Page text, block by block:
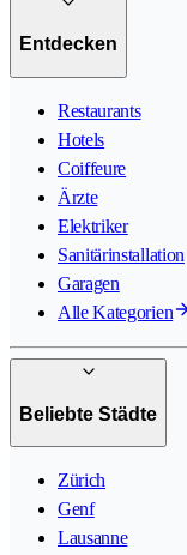
Entdecken
Restaurants
Hotels
Coiffeure
Ärzte
Elektriker
Sanitärinstallation
Garagen
Alle Kategorien
Beliebte Städte
Zürich
Genf
Lausanne